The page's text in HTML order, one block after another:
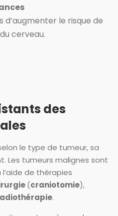
d’augmenter le risque de
cerveau.
des
le type de tumeur, sa
Les tumeurs malignes sont
de thérapies
(craniotomie),
.